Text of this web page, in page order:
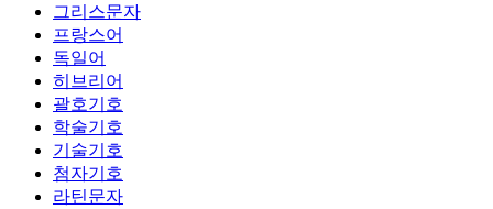
그리스문자
프랑스어
독일어
히브리어
괄호기호
학술기호
기술기호
첨자기호
라틴문자